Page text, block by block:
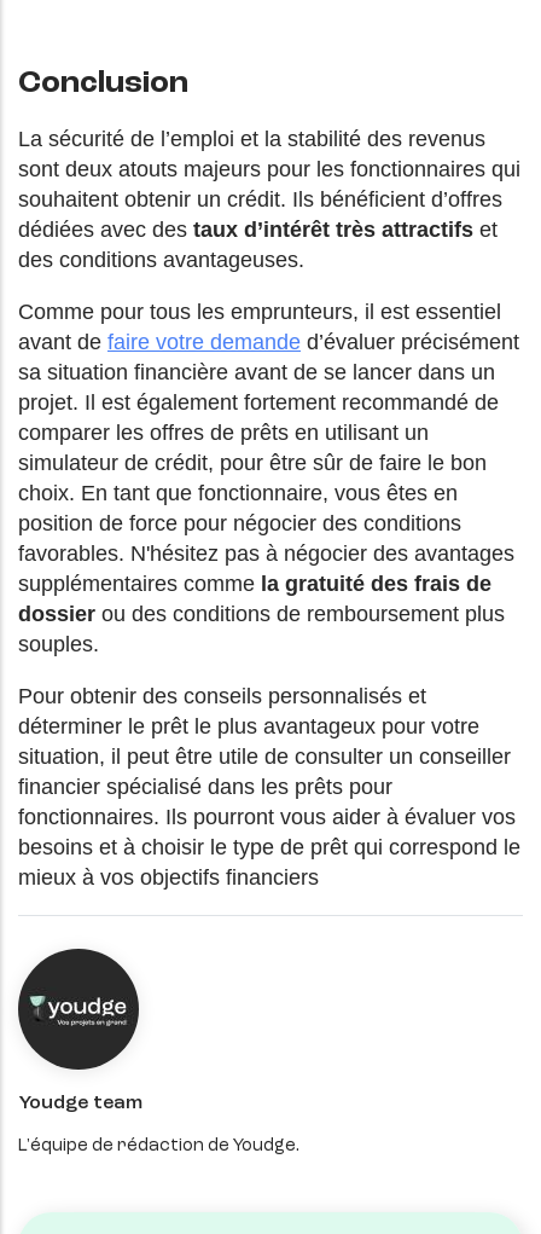
Conclusion
La sécurité de l’emploi et la stabilité des revenus
sont deux atouts majeurs pour les fonctionnaires qui
souhaitent obtenir un crédit. Ils bénéficient d’offres
dédiées avec des taux d’intérêt très attractifs et
des conditions avantageuses.
Comme pour tous les emprunteurs, il est essentiel
avant de faire votre demande d’évaluer précisément
sa situation financière avant de se lancer dans un
projet. Il est également fortement recommandé de
comparer les offres de prêts en utilisant un
simulateur de crédit, pour être sûr de faire le bon
choix. En tant que fonctionnaire, vous êtes en
position de force pour négocier des conditions
favorables. N'hésitez pas à négocier des avantages
supplémentaires comme la gratuité des frais de
dossier ou des conditions de remboursement plus
souples.
Pour obtenir des conseils personnalisés et
déterminer le prêt le plus avantageux pour votre
situation, il peut être utile de consulter un conseiller
financier spécialisé dans les prêts pour
fonctionnaires. Ils pourront vous aider à évaluer vos
besoins et à choisir le type de prêt qui correspond le
mieux à vos objectifs financiers
Youdge team
L'équipe de rédaction de Youdge.